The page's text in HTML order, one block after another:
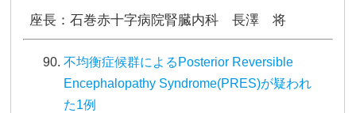
座長：石巻赤十字病院腎臓内科 長澤 将
不均衡症候群によるPosterior Reversible
Encephalopathy Syndrome(PRES)が疑われ
た1例